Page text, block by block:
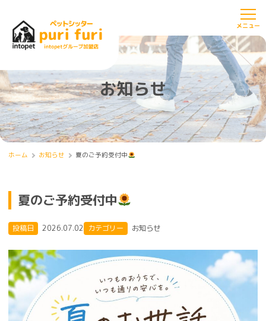
お知らせ
ホーム お知らせ 夏のご予約受付中
夏のご予約受付中
投稿日 2026.07.02 カテゴリー お知らせ